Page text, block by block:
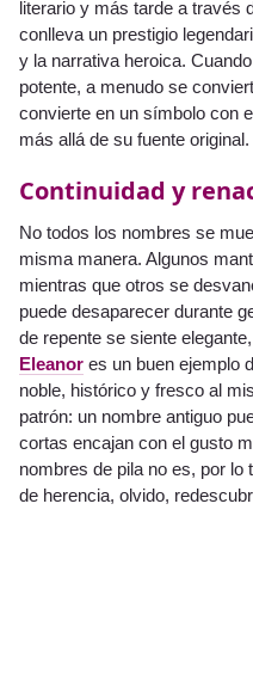
literario y más tarde a través
conlleva un prestigio
y la narrativa heroica.
potente, a menudo se
convierte en un símbolo con
más allá de su fuente original.
Continuidad y
No todos los nombres se
misma manera. Algunos
mientras que otros se
puede desaparecer durante
de repente se siente
Eleanor es un buen ejemplo
noble, histórico y fresco al
patrón: un nombre antiguo
cortas encajan con el gusto
nombres de pila no es, por
de herencia, olvido,